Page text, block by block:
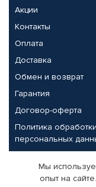
Акции
Контакты
Оплата
Доставка
Обмен и возврат
Гарантия
Договор-оферта
Политика обработки
персональных
Партнерам
Мы
опыт на